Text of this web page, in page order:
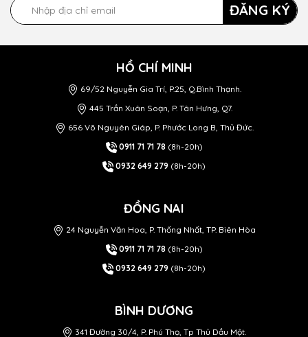
ĐĂNG KÝ
HỒ CHÍ MINH
69/52 Nguyễn Gia Trí, P.25, Q.Bình Thạnh.
445 Trần Xuân Soạn, P. Tân Hưng, Q7.
656 Võ Nguyên Giáp, P. Phước Long B, Thủ Đức.
0911 71 71 78 (8h-20h)
0932 649 279 (8h-20h)
ĐỒNG NAI
24 Nguyễn Văn Hoa, P. Thống Nhất, TP. Biên Hòa
0911 71 71 78 (8h-20h)
0932 649 279 (8h-20h)
BÌNH DƯƠNG
341 Đường 30/4, P. Phú Thọ, Tp Thủ Dầu Một.